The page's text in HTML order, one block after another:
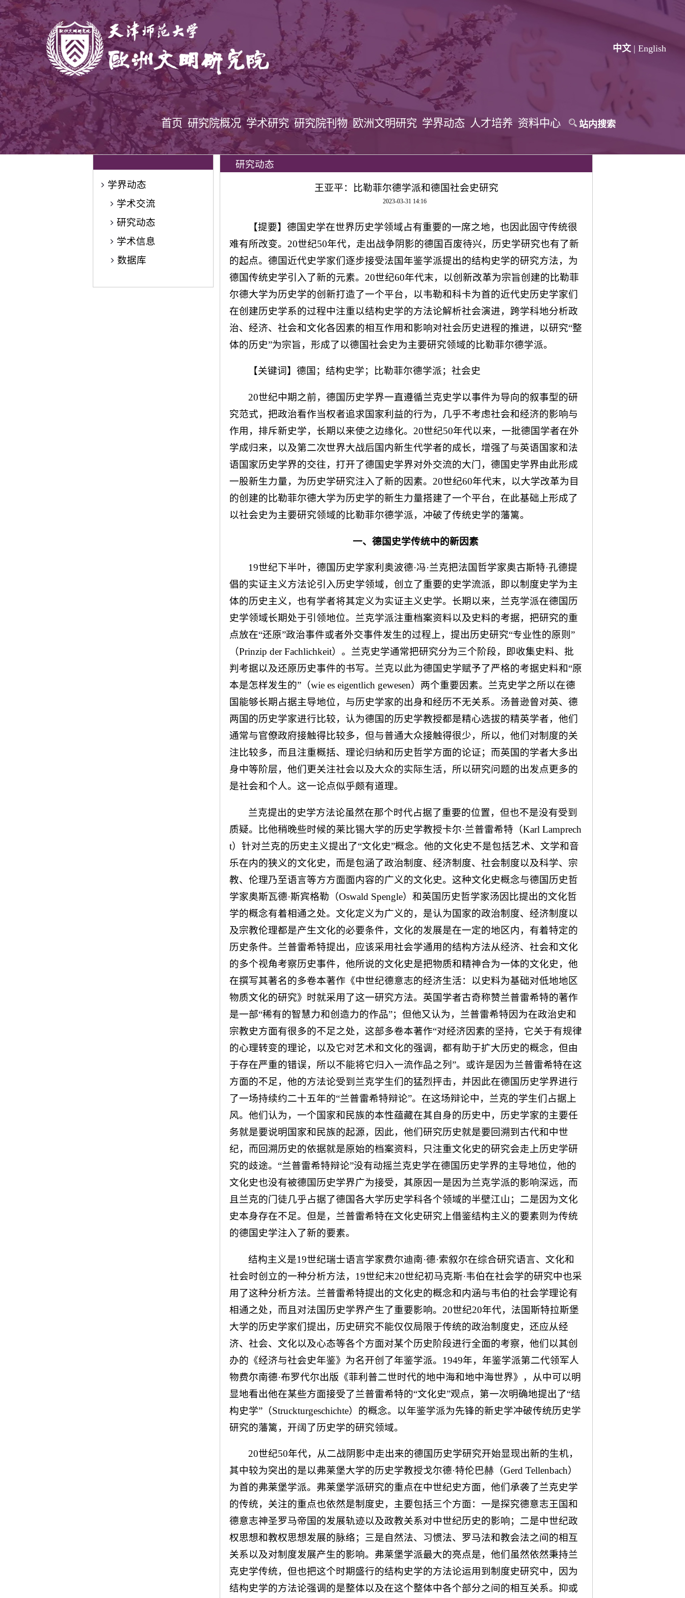
中文 | English
首页 研究院概况学术研究研究院刊物欧洲文明研究 学界动态 人才培养 资料中心 站内搜索
学界动态
学术交流
研究动态
学术信息
数据库
研究动态
王亚平：比勒菲尔德学派和德国社会史研究
2023-03-31 14:16
【提要】德国史学在世界历史学领域占有重要的一席之地，也因此固守传统很
难有所改变。20世纪50年代，走出战争阴影的德国百废待兴，历史学研究也有了新
的起点。德国近代史学家们逐步接受法国年鉴学派提出的结构史学的研究方法，为
德国传统史学引入了新的元素。20世纪60年代末，以创新改革为宗旨创建的比勒菲
尔德大学为历史学的创新打造了一个平台，以韦勒和科卡为首的近代史历史学家们
在创建历史学系的过程中注重以结构史学的方法论解析社会演进，跨学科地分析政
治、经济、社会和文化各因素的相互作用和影响对社会历史进程的推进，以研究“整
体的历史”为宗旨，形成了以德国社会史为主要研究领域的比勒菲尔德学派。
【关键词】德国；结构史学；比勒菲尔德学派；社会史
20世纪中期之前，德国历史学界一直遵循兰克史学以事件为导向的叙事型的研
究范式，把政治看作当权者追求国家利益的行为，几乎不考虑社会和经济的影响与
作用，排斥新史学，长期以来使之边缘化。20世纪50年代以来，一批德国学者在外
学成归来，以及第二次世界大战后国内新生代学者的成长，增强了与英语国家和法
语国家历史学界的交往，打开了德国史学界对外交流的大门，德国史学界由此形成
一股新生力量，为历史学研究注入了新的因素。20世纪60年代末，以大学改革为目
的创建的比勒菲尔德大学为历史学的新生力量搭建了一个平台，在此基础上形成了
以社会史为主要研究领域的比勒菲尔德学派，冲破了传统史学的藩篱。
一、德国史学传统中的新因素
19世纪下半叶，德国历史学家利奥波德·冯·兰克把法国哲学家奥古斯特·孔德提
倡的实证主义方法论引入历史学领域，创立了重要的史学流派，即以制度史学为主
体的历史主义，也有学者将其定义为实证主义史学。长期以来，兰克学派在德国历
史学领域长期处于引领地位。兰克学派注重档案资料以及史料的考据，把研究的重
点放在“还原”政治事件或者外交事件发生的过程上，提出历史研究“专业性的原则”
（Prinzip der Fachlichkeit）。兰克史学通常把研究分为三个阶段，即收集史料、批
判考据以及还原历史事件的书写。兰克以此为德国史学赋予了严格的考据史料和“原
本是怎样发生的”（wie es eigentlich gewesen）两个重要因素。兰克史学之所以在德
国能够长期占据主导地位，与历史学家的出身和经历不无关系。汤普逊曾对英、德
两国的历史学家进行比较，认为德国的历史学教授都是精心选拔的精英学者，他们
通常与官僚政府接触得比较多，但与普通大众接触得很少，所以，他们对制度的关
注比较多，而且注重概括、理论归纳和历史哲学方面的论证；而英国的学者大多出
身中等阶层，他们更关注社会以及大众的实际生活，所以研究问题的出发点更多的
是社会和个人。这一论点似乎颇有道理。
兰克提出的史学方法论虽然在那个时代占据了重要的位置，但也不是没有受到
质疑。比他稍晚些时候的莱比锡大学的历史学教授卡尔·兰普雷希特（Karl Lamprech
t）针对兰克的历史主义提出了“文化史”概念。他的文化史不是包括艺术、文学和音
乐在内的狭义的文化史，而是包涵了政治制度、经济制度、社会制度以及科学、宗
教、伦理乃至语言等方方面面内容的广义的文化史。这种文化史概念与德国历史哲
学家奥斯瓦德·斯宾格勒（Oswald Spengle）和英国历史哲学家汤因比提出的文化哲
学的概念有着相通之处。文化定义为广义的，是认为国家的政治制度、经济制度以
及宗教伦理都是产生文化的必要条件，文化的发展是在一定的地区内，有着特定的
历史条件。兰普雷希特提出，应该采用社会学通用的结构方法从经济、社会和文化
的多个视角考察历史事件，他所说的文化史是把物质和精神合为一体的文化史，他
在撰写其著名的多卷本著作《中世纪德意志的经济生活：以史料为基础对低地地区
物质文化的研究》时就采用了这一研究方法。英国学者古奇称赞兰普雷希特的著作
是一部“稀有的智慧力和创造力的作品”；但他又认为，兰普雷希特因为在政治史和
宗教史方面有很多的不足之处，这部多卷本著作“对经济因素的坚持，它关于有规律
的心理转变的理论，以及它对艺术和文化的强调，都有助于扩大历史的概念，但由
于存在严重的错误，所以不能将它归入一流作品之列”。或许是因为兰普雷希特在这
方面的不足，他的方法论受到兰克学生们的猛烈抨击，并因此在德国历史学界进行
了一场持续约二十五年的“兰普雷希特辩论”。在这场辩论中，兰克的学生们占据上
风。他们认为，一个国家和民族的本性蕴藏在其自身的历史中，历史学家的主要任
务就是要说明国家和民族的起源，因此，他们研究历史就是要回溯到古代和中世
纪，而回溯历史的依据就是原始的档案资料，只注重文化史的研究会走上历史学研
究的歧途。“兰普雷希特辩论”没有动摇兰克史学在德国历史学界的主导地位，他的
文化史也没有被德国历史学界广为接受，其原因一是因为兰克学派的影响深远，而
且兰克的门徒几乎占据了德国各大学历史学科各个领域的半壁江山；二是因为文化
史本身存在不足。但是，兰普雷希特在文化史研究上借鉴结构主义的要素则为传统
的德国史学注入了新的要素。
结构主义是19世纪瑞士语言学家费尔迪南·德·索叙尔在综合研究语言、文化和
社会时创立的一种分析方法，19世纪末20世纪初马克斯·韦伯在社会学的研究中也采
用了这种分析方法。兰普雷希特提出的文化史的概念和内涵与韦伯的社会学理论有
相通之处，而且对法国历史学界产生了重要影响。20世纪20年代，法国斯特拉斯堡
大学的历史学家们提出，历史研究不能仅仅局限于传统的政治制度史，还应从经
济、社会、文化以及心态等各个方面对某个历史阶段进行全面的考察，他们以其创
办的《经济与社会史年鉴》为名开创了年鉴学派。1949年，年鉴学派第二代领军人
物费尔南德·布罗代尔出版《菲利普二世时代的地中海和地中海世界》，从中可以明
显地看出他在某些方面接受了兰普雷希特的“文化史”观点，第一次明确地提出了“结
构史学”（Struckturgeschichte）的概念。以年鉴学派为先锋的新史学冲破传统历史学
研究的藩篱，开阔了历史学的研究领域。
20世纪50年代，从二战阴影中走出来的德国历史学研究开始显现出新的生机，
其中较为突出的是以弗莱堡大学的历史学教授戈尔德·特伦巴赫（Gerd Tellenbach）
为首的弗莱堡学派。弗莱堡学派研究的重点在中世纪史方面，他们承袭了兰克史学
的传统，关注的重点也依然是制度史，主要包括三个方面：一是探究德意志王国和
德意志神圣罗马帝国的发展轨迹以及政教关系对中世纪历史的影响；二是中世纪政
权思想和教权思想发展的脉络；三是自然法、习惯法、罗马法和教会法之间的相互
关系以及对制度发展产生的影响。弗莱堡学派最大的亮点是，他们虽然依然秉持兰
克史学传统，但也把这个时期盛行的结构史学的方法论运用到制度史研究中，因为
结构史学的方法论强调的是整体以及在这个整体中各个部分之间的相互关系。抑或